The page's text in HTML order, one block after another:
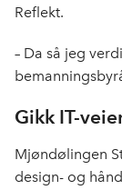
Reflekt.
– Da så jeg
Gikk IT-
Mjøndølingen
design- og